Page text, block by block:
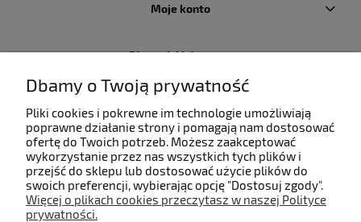
Moje konto
Płatności i dostawa
O nas
Dbamy o Twoją prywatność
Pliki cookies i pokrewne im technologie umożliwiają
poprawne działanie strony i pomagają nam dostosować
ofertę do Twoich potrzeb. Możesz zaakceptować
wykorzystanie przez nas wszystkich tych plików i
przejść do sklepu lub dostosować użycie plików do
swoich preferencji, wybierając opcję "Dostosuj zgody".
Więcej o plikach cookies przeczytasz w naszej Polityce
prywatności.